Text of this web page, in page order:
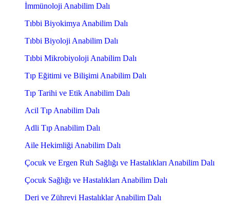
İmmünoloji Anabilim Dalı
Tıbbi Biyokimya Anabilim Dalı
Tıbbi Biyoloji Anabilim Dalı
Tıbbi Mikrobiyoloji Anabilim Dalı
Tıp Eğitimi ve Bilişimi Anabilim Dalı
Tıp Tarihi ve Etik Anabilim Dalı
Acil Tıp Anabilim Dalı
Adli Tıp Anabilim Dalı
Aile Hekimliği Anabilim Dalı
Çocuk ve Ergen Ruh Sağlığı ve Hastalıkları Anabilim Dalı
Çocuk Sağlığı ve Hastalıkları Anabilim Dalı
Deri ve Zührevi Hastalıklar Anabilim Dalı